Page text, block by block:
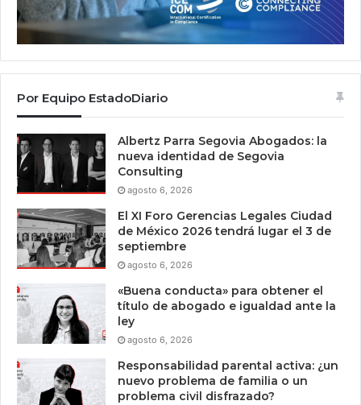
Por Equipo EstadoDiario
Albertz Parra Segovia Abogados: la
nueva identidad de Segovia
Consulting
agosto 6, 2026
El XI Foro Gerencias Legales Ciudad
de México 2026 tendrá lugar el 3 de
septiembre
agosto 6, 2026
«Buena conducta» para obtener el
título de abogado e igualdad ante la
ley
agosto 6, 2026
Responsabilidad parental activa: ¿un
nuevo problema de familia o un
problema civil disfrazado?